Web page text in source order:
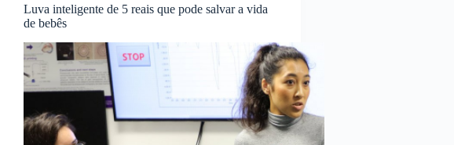
Luva inteligente de 5 reais que pode salvar a vida
de bebês